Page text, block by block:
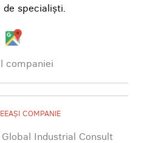
de specialiști.
companiei
COMPANIE
Industrial Consult